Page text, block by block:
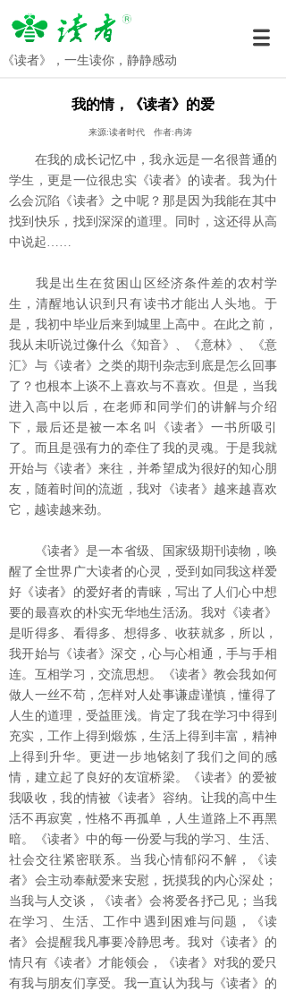
《读者》，一生读你，静静感动
我的情，《读者》的爱
来源:读者时代 作者:冉涛
在我的成长记忆中，我永远是一名很普通的
学生，更是一位很忠实《读者》的读者。我为什
么会沉陷《读者》之中呢？那是因为我能在其中
找到快乐，找到深深的道理。同时，这还得从高
中说起……
我是出生在贫困山区经济条件差的农村学
生，清醒地认识到只有读书才能出人头地。于
是，我初中毕业后来到城里上高中。在此之前，
我从未听说过像什么《知音》、《意林》、《意
汇》与《读者》之类的期刊杂志到底是怎么回事
了？也根本上谈不上喜欢与不喜欢。但是，当我
进入高中以后，在老师和同学们的讲解与介绍
下，最后还是被一本名叫《读者》一书所吸引
了。而且是强有力的牵住了我的灵魂。于是我就
开始与《读者》来往，并希望成为很好的知心朋
友，随着时间的流逝，我对《读者》越来越喜欢
它，越读越来劲。
《读者》是一本省级、国家级期刊读物，唤
醒了全世界广大读者的心灵，受到如同我这样爱
好《读者》的爱好者的青睐，写出了人们心中想
要的最喜欢的朴实无华地生活汤。我对《读者》
是听得多、看得多、想得多、收获就多，所以，
我开始与《读者》深交，心与心相通，手与手相
连。互相学习，交流思想。《读者》教会我如何
做人一丝不苟，怎样对人处事谦虚谨慎，懂得了
人生的道理，受益匪浅。肯定了我在学习中得到
充实，工作上得到煅炼，生活上得到丰富，精神
上得到升华。更进一步地铭刻了我们之间的感
情，建立起了良好的友谊桥梁。《读者》的爱被
我吸收，我的情被《读者》容纳。让我的高中生
活不再寂寞，性格不再孤单，人生道路上不再黑
暗。《读者》中的每一份爱与我的学习、生活、
社会交往紧密联系。当我心情郁闷不解，《读
者》会主动奉献爱来安慰，抚摸我的内心深处；
当我与人交谈，《读者》会将爱各抒己见；当我
在学习、生活、工作中遇到困难与问题，《读
者》会提醒我凡事要冷静思考。我对《读者》的
情只有《读者》才能领会，《读者》对我的爱只
有我与朋友们享受。我一直认为我与《读者》的